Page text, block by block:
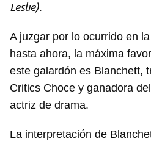
Leslie).
A juzgar por lo ocurrido en
hasta ahora, la máxima
este galardón es Blanchett,
Critics Choce y ganadora
actriz de drama.
La interpretación de